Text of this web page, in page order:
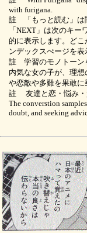
with furigana.
註 「もっと読む」は
「NEXT」は次のキー
的に表示します。どこ
ンデックスぺージを表
註 学習のモノトーン
内気な女の子が、理
や恋敵や多難を果敢に
註 友達と恋・悩み・
The converstion
doubt, and seeking